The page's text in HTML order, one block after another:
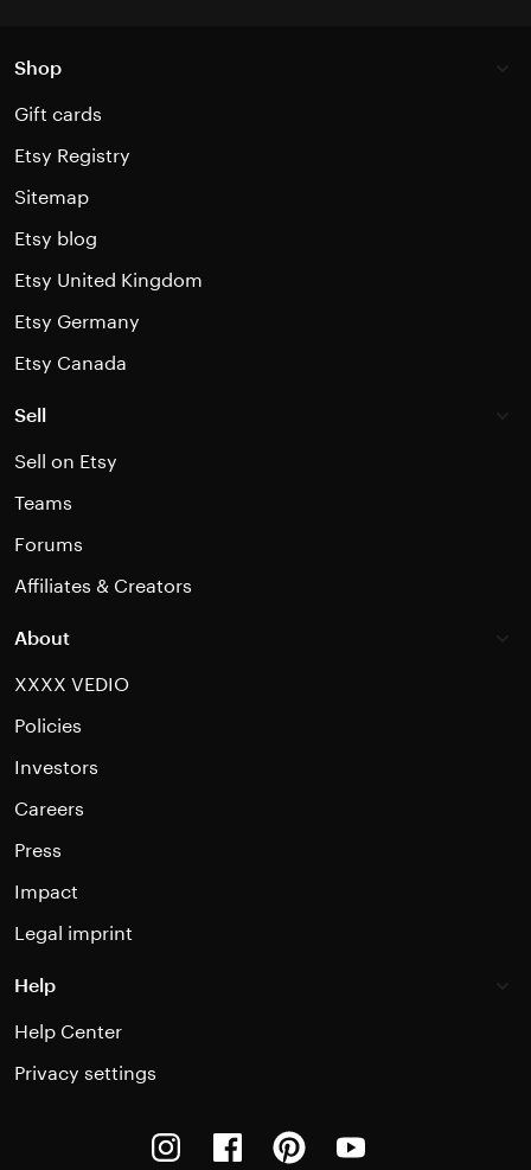
Shop
Gift cards
Etsy Registry
Sitemap
Etsy blog
Etsy United Kingdom
Etsy Germany
Etsy Canada
Sell
Sell on Etsy
Teams
Forums
Affiliates & Creators
About
XXXX VEDIO
Policies
Investors
Careers
Press
Impact
Legal imprint
Help
Help Center
Privacy settings
InstagramFacebookPinterest